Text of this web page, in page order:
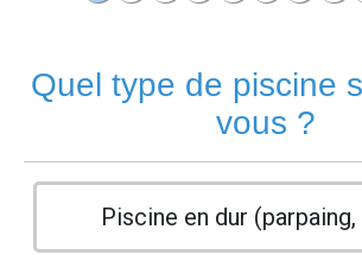
Quel type de piscine
vous ?
Piscine en dur